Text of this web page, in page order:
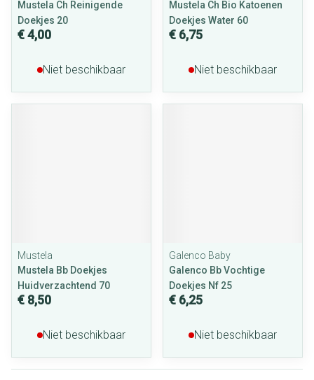
Mustela Ch Reinigende
Doekjes 20
€ 4,00
Niet beschikbaar
Mustela Ch Bio Katoenen
Doekjes Water 60
€ 6,75
Niet beschikbaar
Mustela
Mustela Bb Doekjes
Huidverzachtend 70
€ 8,50
Niet beschikbaar
Galenco Baby
Galenco Bb Vochtige
Doekjes Nf 25
€ 6,25
Niet beschikbaar